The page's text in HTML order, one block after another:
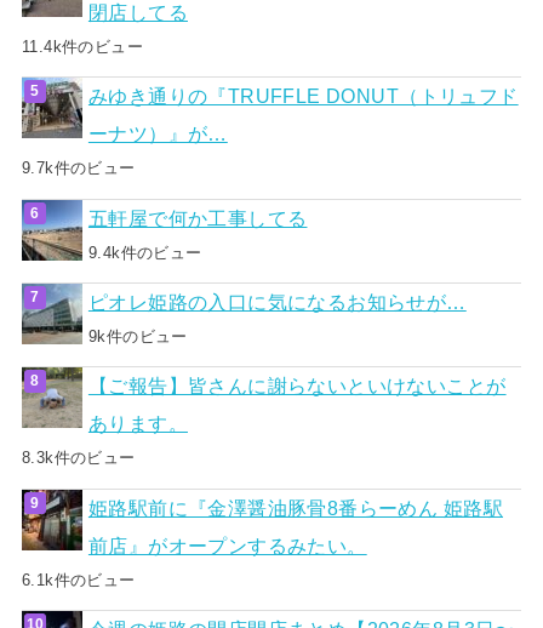
閉店してる
11.4k件のビュー
みゆき通りの『TRUFFLE DONUT（トリュフド
ーナツ）』が…
9.7k件のビュー
五軒屋で何か工事してる
9.4k件のビュー
ピオレ姫路の入口に気になるお知らせが…
9k件のビュー
【ご報告】皆さんに謝らないといけないことが
あります。
8.3k件のビュー
姫路駅前に『金澤醤油豚骨8番らーめん 姫路駅
前店』がオープンするみたい。
6.1k件のビュー